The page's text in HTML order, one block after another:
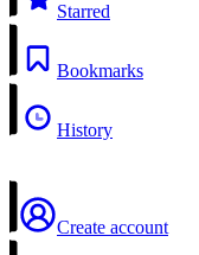
Starred
Bookmarks
History
Create account